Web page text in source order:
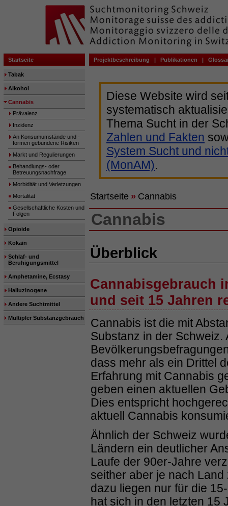
Startseite Projektbeschreibung | Publikationen |
Tabak
Alkohol
Cannabis
Prävalenz
Inzidenz
An Konsumumstände und -
formen gebundene Risiken
Markt und Regulierungen
Behandlungs- oder
Betreuungsnachfrage
Morbidität und Verletzungen
Mortalität
Gesellschaftliche Kosten und
Folgen
Opioide
Kokain
Schlaf- und
Beruhigungsmittel
Amphetamine, Ecstasy
Halluzinogene
Andere Suchtmittel
Multipler Substanzgebrauch
Diese Website wird
systematisch
Thema Sucht in der
Zahlen und Fakten
System Sucht und
(MonAM).
Startseite » Cannabis
Cannabis
Überblick
Cannabisgebrauch
und seit 15 Jahren
Cannabis ist die mit
Substanz in der Schweiz.
dass mehr als ein Drittel
Erfahrung mit Cannabis
geben einen aktuellen
Dies entspricht
aktuell Cannabis
Ähnlich der Schweiz
Ländern ein deutlicher
Laufe der 90er-Jahre
seither aber je nach
dazu liegen nur für die
hat sich in den letzten 15